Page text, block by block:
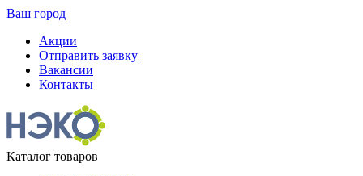
Ваш город
Акции
Отправить заявку
Вакансии
Контакты
Каталог товаров